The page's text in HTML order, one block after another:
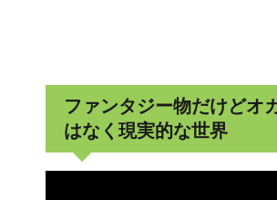
ファンタジー物だけどオ
はなく現実的な世界